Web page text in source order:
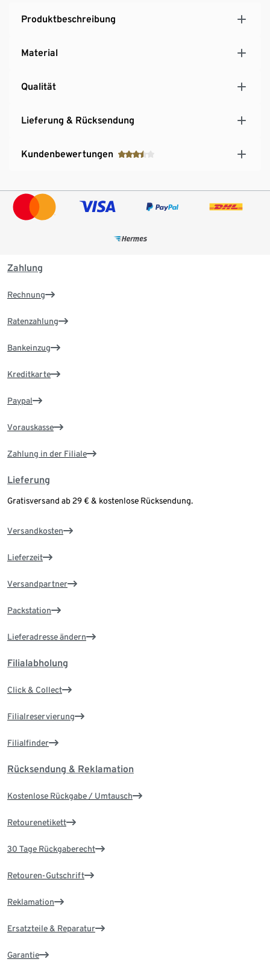
Produktbeschreibung
Material
Qualität
Lieferung & Rücksendung
Kundenbewertungen
Zahlung
Rechnung
Ratenzahlung
Bankeinzug
Kreditkarte
Paypal
Vorauskasse
Zahlung in der Filiale
Lieferung
Gratisversand ab 29 € & kostenlose Rücksendung.
Versandkosten
Lieferzeit
Versandpartner
Packstation
Lieferadresse ändern
Filialabholung
Click & Collect
Filialreservierung
Filialfinder
Rücksendung & Reklamation
Kostenlose Rückgabe / Umtausch
Retourenetikett
30 Tage Rückgaberecht
Retouren-Gutschrift
Reklamation
Ersatzteile & Reparatur
Garantie